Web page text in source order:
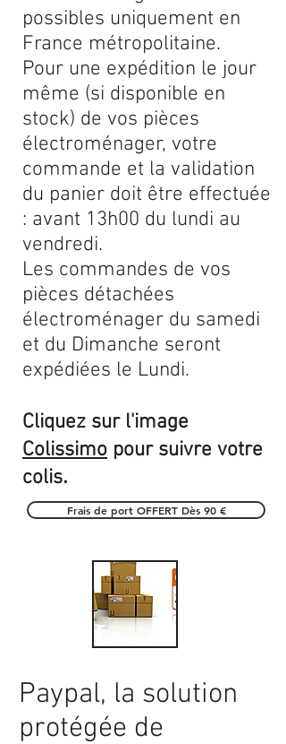
possibles uniquement en
France métropolitaine.
Pour une expédition le jour
même (si disponible en
stock) de vos pièces
électroménager, votre
commande et la validation
du panier doit être effectuée
: avant 13h00 du lundi au
vendredi.
Les commandes de vos
pièces détachées
électroménager du samedi
et du Dimanche seront
expédiées le Lundi.
Cliquez sur l'image
Colissimo pour suivre votre
colis.
Frais de port OFFERT Dès 90 €
Paypal, la solution
protégée de